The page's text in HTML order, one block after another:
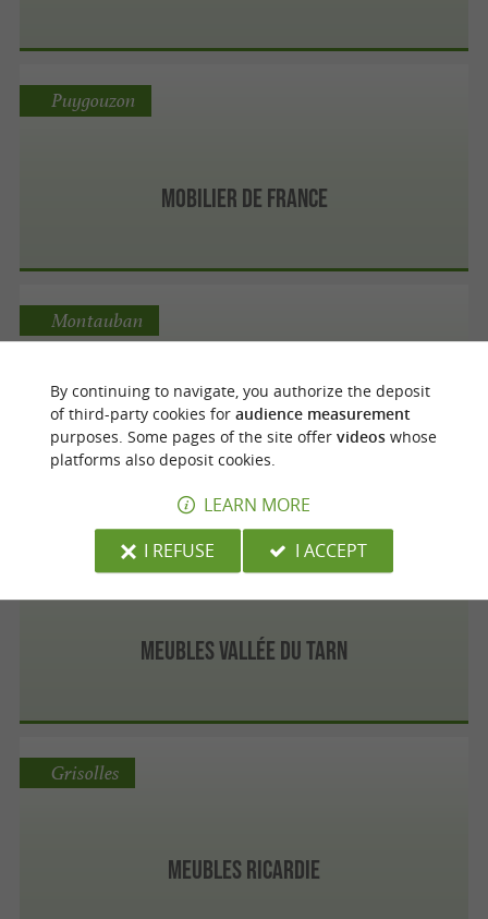
Mobilier de France
Puygouzon
Meubles Zanon
Montauban
Meubles Vallée du Tarn
Verdun-sur-Garonne
Meubles RICARDIE
Grisolles
By continuing to navigate, you authorize the deposit
of third-party cookies for audience measurement
purposes. Some pages of the site offer videoswhose
platforms also deposit cookies.
LEARN MORE
I REFUSE
I ACCEPT